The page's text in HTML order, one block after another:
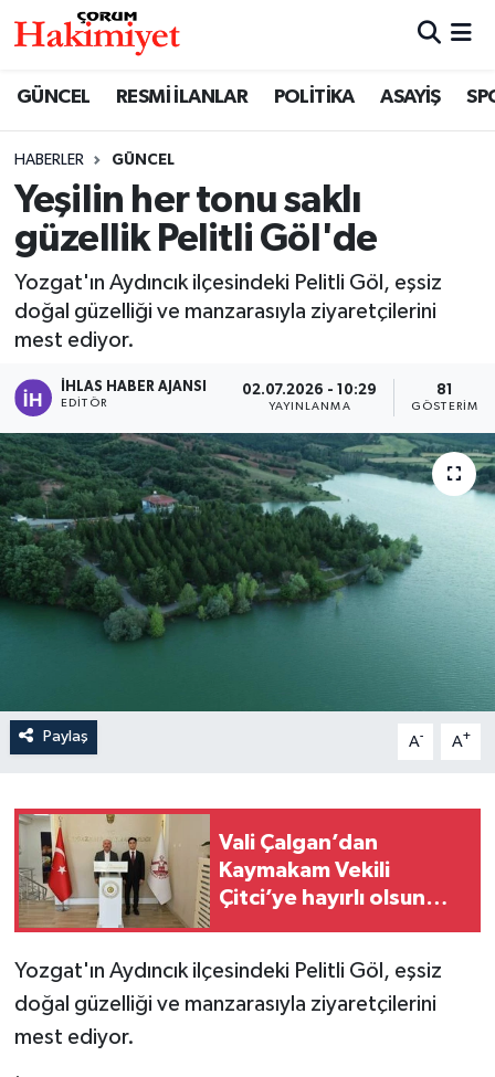
GÜNCEL RESMİ İLANLAR POLİTİKA ASAYİŞ
HABERLER GÜNCEL
Yeşilin her tonu saklı
güzellik Pelitli Göl'de
Yozgat'ın Aydıncık ilçesindeki Pelitli Göl, eşsiz
doğal güzelliği ve manzarasıyla ziyaretçilerini
mest ediyor.
İHLAS HABER AJANSI
EDITÖR
02.07.2026 - 10:29
YAYINLANMA
81
GÖSTERIM
Paylaş A- A+
Vali Çalgan’dan
Kaymakam Vekili
Çitci’ye hayırlı olsun
Yozgat'ın Aydıncık ilçesindeki Pelitli Göl, eşsiz
doğal güzelliği ve manzarasıyla ziyaretçilerini
mest ediyor.
SAĞLIK
ASAYİŞ
EKONOMİ
EĞİTİM
İLÇELER
OTOPARK
TEKNOLOJİ
Nöbetçi Eczaneler
Çorum Namaz Vakitleri
Trafik Durumu
Süper Lig Puan Durumu ve Fikstür
Haber Arşivi